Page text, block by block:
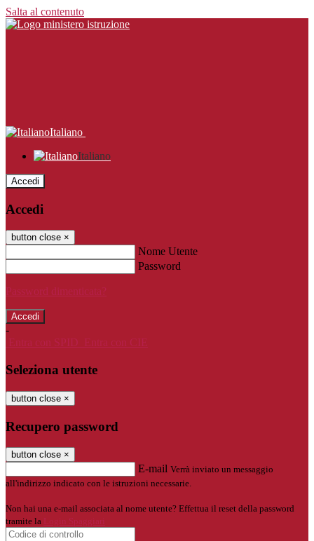
Salta al contenuto
Italiano
Italiano
Accedi
Accedi
button close ×
Nome Utente
Password
Password dimenticata?
-
Entra con SPID
Entra con CIE
Seleziona utente
button close ×
Recupero password
button close ×
E-mail Verrà inviato un messaggio
all'indirizzo indicato con le istruzioni necessarie.
Non hai una e-mail associata al nome utente? Effettua il reset della password
tramite la
Login Spaggiari